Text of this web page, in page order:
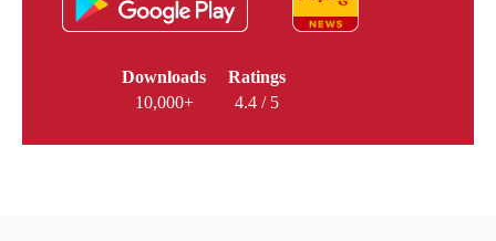
Downloads
10,000+
Ratings
4.4 / 5